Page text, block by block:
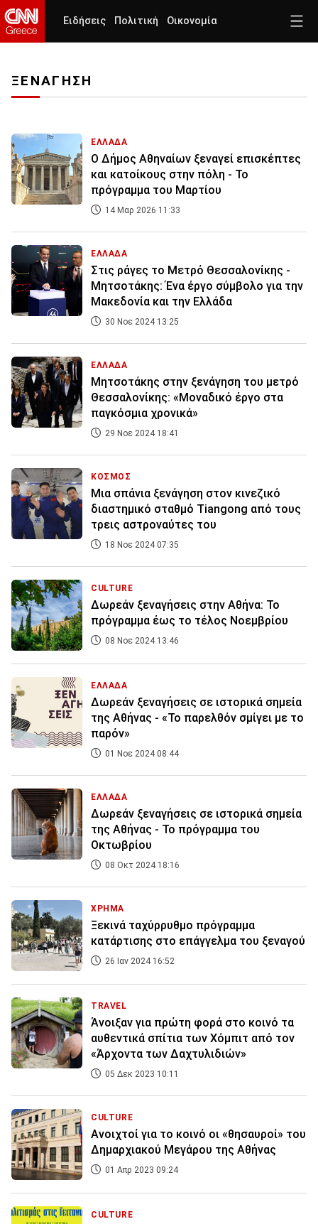
Ειδήσεις Πολιτική Οικονομία
ΞΕΝΑΓΗΣΗ
ΕΛΛΑΔΑ
Ο Δήμος Αθηναίων ξεναγεί επισκέπτες
και κατοίκους στην πόλη - Το
πρόγραμμα του Μαρτίου
14 Μαρ 2026 11:33
ΕΛΛΑΔΑ
Στις ράγες το Μετρό Θεσσαλονίκης -
Μητσοτάκης: Ένα έργο σύμβολο για την
Μακεδονία και την Ελλάδα
30 Νοε 2024 13:25
ΕΛΛΑΔΑ
Μητσοτάκης στην ξενάγηση του μετρό
Θεσσαλονίκης: «Μοναδικό έργο στα
παγκόσμια χρονικά»
29 Νοε 2024 18:41
ΚΟΣΜΟΣ
Μια σπάνια ξενάγηση στον κινεζικό
διαστημικό σταθμό Tiangong από τους
τρεις αστροναύτες του
18 Νοε 2024 07:35
CULTURE
Δωρεάν ξεναγήσεις στην Αθήνα: Το
πρόγραμμα έως το τέλος Νοεμβρίου
08 Νοε 2024 13:46
ΕΛΛΑΔΑ
Δωρεάν ξεναγήσεις σε ιστορικά σημεία
της Αθήνας - «Το παρελθόν σμίγει με το
παρόν»
01 Νοε 2024 08:44
ΕΛΛΑΔΑ
Δωρεάν ξεναγήσεις σε ιστορικά σημεία
της Αθήνας - Το πρόγραμμα του
Οκτωβρίου
08 Οκτ 2024 18:16
ΧΡΗΜΑ
Ξεκινά ταχύρρυθμο πρόγραμμα
κατάρτισης στο επάγγελμα του ξεναγού
26 Ιαν 2024 16:52
TRAVEL
Άνοιξαν για πρώτη φορά στο κοινό τα
αυθεντικά σπίτια των Χόμπιτ από τον
«Άρχοντα των Δαχτυλιδιών»
05 Δεκ 2023 10:11
CULTURE
Ανοιχτοί για το κοινό οι «θησαυροί» του
Δημαρχιακού Μεγάρου της Αθήνας
01 Απρ 2023 09:24
CULTURE